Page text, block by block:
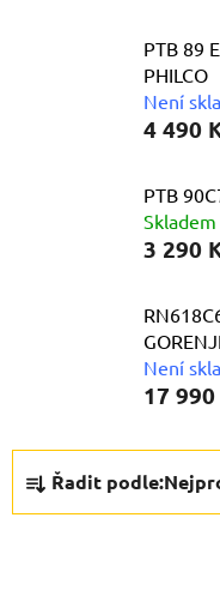
PTB 89
PHILCO
Není
4 490
PTB
Skladem
3 290
Není
17 990
Řadit podle: